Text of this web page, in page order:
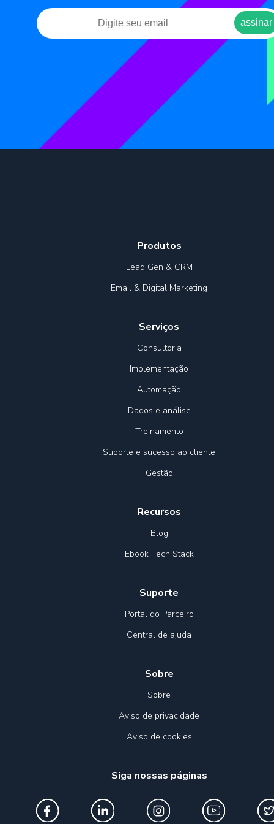
Produtos
Lead Gen & CRM
Email & Digital Marketing
Serviços
Consultoria
Implementação
Automação
Dados e análise
Treinamento
Suporte e sucesso ao cliente
Gestão
Recursos
Blog
Ebook Tech Stack
Suporte
Portal do Parceiro
Central de ajuda
Sobre
Sobre
Aviso de privacidade
Aviso de cookies
Siga nossas páginas